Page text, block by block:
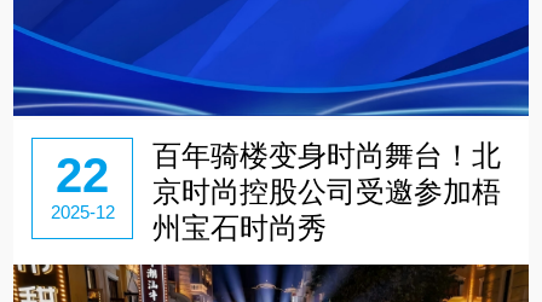
22
2025-12
百年骑楼变身时尚舞台！北
京时尚控股公司受邀参加梧
州宝石时尚秀